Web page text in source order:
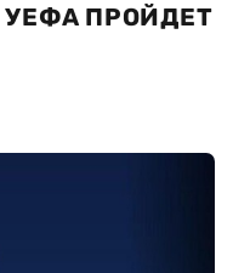
УЕФА ПРОЙДЕТ